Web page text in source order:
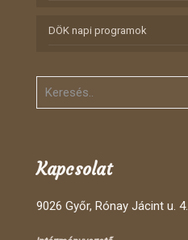
DÖK napi programok
Kapcsolat
9026 Győr, Rónay Jácint u. 4.